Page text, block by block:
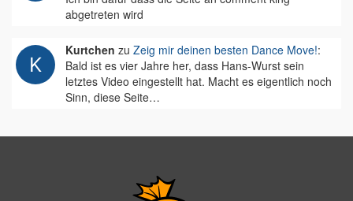
abgetreten wird
Kurtchen zu Zeig mir deinen besten Dance Move!:
Bald ist es vier Jahre her, dass Hans-Wurst sein
letztes Video eingestellt hat. Macht es eigentlich noch
Sinn, diese Seite…